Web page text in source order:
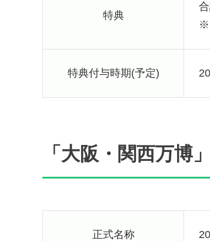
特典
※
特典付与時期(予定)
「大阪・関西万博
正式名称